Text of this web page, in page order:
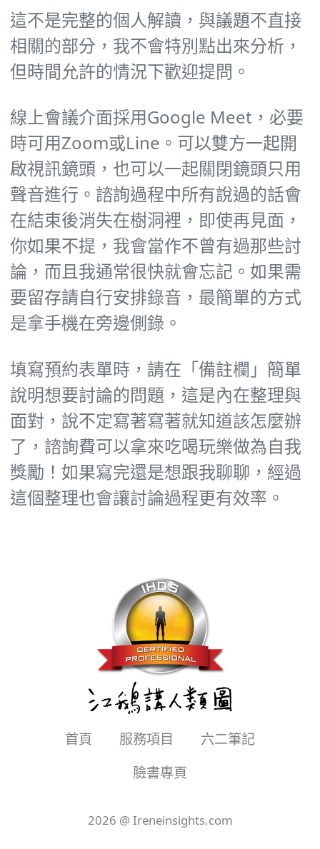
這不是完整的個人解讀，與議題不直接
相關的部分，我不會特別點出來分析，
但時間允許的情況下歡迎提問。
線上會議介面採用Google Meet，必要
時可用Zoom或Line。可以雙方一起開
啟視訊鏡頭，也可以一起關閉鏡頭只用
聲音進行。諮詢過程中所有說過的話會
在結束後消失在樹洞裡，即使再見面，
你如果不提，我會當作不曾有過那些討
論，而且我通常很快就會忘記。如果需
要留存請自行安排錄音，最簡單的方式
是拿手機在旁邊側錄。
填寫預約表單時，請在「備註欄」簡單
說明想要討論的問題，這是內在整理與
面對，說不定寫著寫著就知道該怎麼辦
了，諮詢費可以拿來吃喝玩樂做為自我
獎勵！如果寫完還是想跟我聊聊，經過
這個整理也會讓討論過程更有效率。
首頁 服務項目
六二筆記
臉書專頁
2026 @ Ireneinsights.com